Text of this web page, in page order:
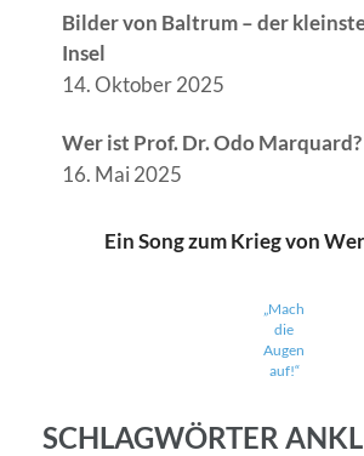
Bilder von Baltrum – der
Insel
14. Oktober 2025
Wer ist Prof. Dr. Odo Marquard?
16. Mai 2025
Ein Song zum Krieg von
„Mach
die
Augen
auf!“
SCHLAGWÖRTER